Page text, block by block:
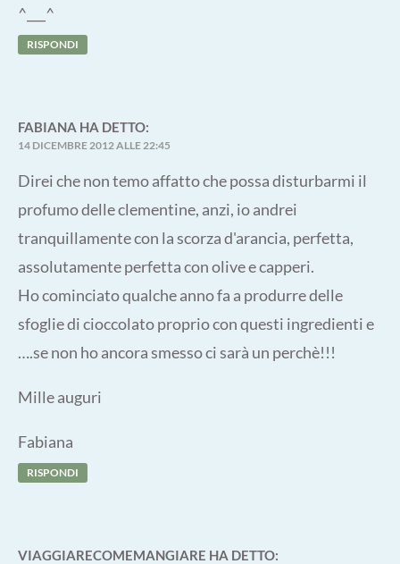
^___^
RISPONDI
FABIANA HA DETTO:
14 DICEMBRE 2012 ALLE 22:45
Direi che non temo affatto che possa disturbarmi il
profumo delle clementine, anzi, io andrei
tranquillamente con la scorza d'arancia, perfetta,
assolutamente perfetta con olive e capperi.
Ho cominciato qualche anno fa a produrre delle
sfoglie di cioccolato proprio con questi ingredienti e
….se non ho ancora smesso ci sarà un perchè!!!
Mille auguri
Fabiana
RISPONDI
VIAGGIARECOMEMANGIARE HA DETTO: